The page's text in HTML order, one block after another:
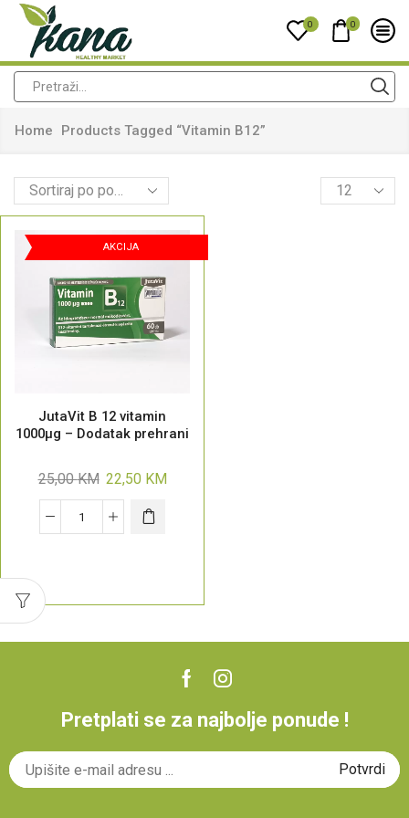
0 0
Home Products Tagged “vitamin B12”
AKCIJA
JutaVit B 12 vitamin
1000μg – Dodatak prehrani
25,00KM 22,50 KM
Pretplati se za najbolje ponude !